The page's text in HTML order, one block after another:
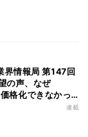
界情報局 第147回
の声、なぜ
格化できなかっ
連載